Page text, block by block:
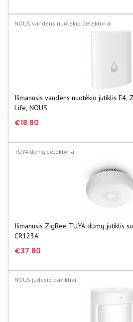
NOUS vandens nuotekio detektoriai
Išmanusis vandens nuotėkio jutiklis E4,
Life, NOUS
€18.80
TUYA dūmų detektoriai
Išmanusis ZigBee TUYA dūmų jutiklis
CR123A
€37.80
NOUS judesio davikliai